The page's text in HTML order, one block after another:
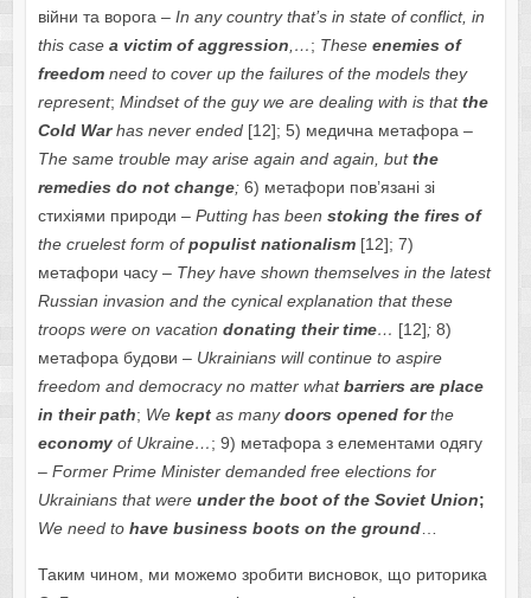
війни та ворога – In any country that’s in state of conflict, in
this case a victim of aggression,…; These enemies of
freedomneed to cover up the failures of the models they
represent; Mindset of the guy we are dealing with is thatthe
Cold Warhas never ended [12]; 5) медична метафора –
The same trouble may arise again and again, butthe
remedies do not change; 6) метафори пов’язані зі
стихіями природи – Putting has been stoking the fires of
the cruelest form ofpopulist nationalism [12]; 7)
метафори часу – They have shown themselves in the latest
Russian invasion and the cynical explanation that these
troops were on vacation donating their time… [12];8)
метафора будови – Ukrainians will continue to aspire
freedom and democracy no matter whatbarriers are place
in their path; We keptas manydoors opened forthe
economyof Ukraine…; 9) метафора з елементами одягу
– Former Prime Minister demanded free elections for
Ukrainians that were under the boot of the Soviet Union;
We need to have business boots on the ground…
Таким чином, ми можемо зробити висновок, що риторика